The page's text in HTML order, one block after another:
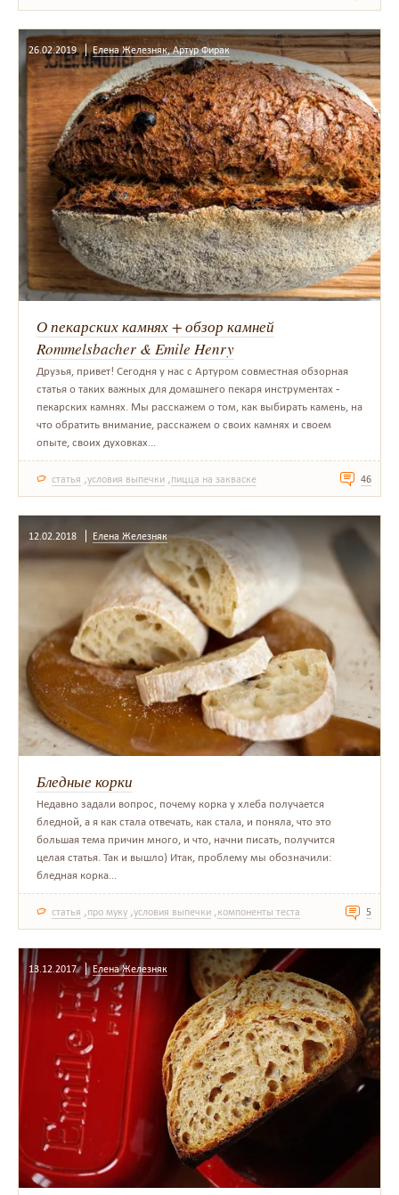
26.02.2019 Елена Железняк, Артур Фирак
О пекарских камнях + обзор камней
Rommelsbacher & Emile Henry
Друзья, привет! Сегодня у нас с Артуром совместная обзорная
статья о таких важных для домашнего пекаря инструментах -
пекарских камнях. Мы расскажем о том, как выбирать камень, на
что обратить внимание, расскажем о своих камнях и своем
опыте, своих духовках...
статья ,условия выпечки ,пицца на закваске 46
12.02.2018 Елена Железняк
Бледные корки
Недавно задали вопрос, почему корка у хлеба получается
бледной, а я как стала отвечать, как стала, и поняла, что это
большая тема причин много, и что, начни писать, получится
целая статья. Так и вышло) Итак, проблему мы обозначили:
бледная корка...
статья ,про муку ,условия выпечки ,компоненты теста 5
13.12.2017 Елена Железняк